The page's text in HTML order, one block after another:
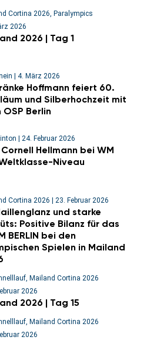
Cortina 2026, Paralympics
2026
2026 | Tag 1
4. März 2026
Hoffmann feiert 60.
und Silberhochzeit mit
OSP Berlin
| 24. Februar 2026
Cornell Hellmann bei WM
Niveau
Cortina 2026 23. Februar 2026
und starke
Positive Bilanz für das
BERLIN bei den
Spielen in Mailand
, Mailand Cortina 2026
2026
2026 | Tag 15
, Mailand Cortina 2026
2026